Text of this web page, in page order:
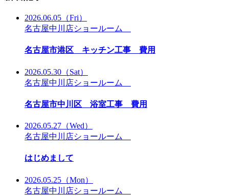
2026.06.05 （Fri）
名古屋中川店ショールーム
名古屋市港区 キッチン工事 費用
2026.05.30 （Sat）
名古屋中川店ショールーム
名古屋市中川区 浴室工事 費用
2026.05.27 （Wed）
名古屋中川店ショールーム
はじめまして
2026.05.25 （Mon）
名古屋中川店ショールーム